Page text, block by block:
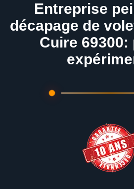
Entreprise
décapage de
Cuire 69300: